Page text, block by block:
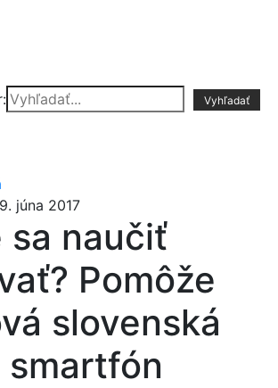
júna 2017
sa naučiť
Pomôže
slovenská
smartfón